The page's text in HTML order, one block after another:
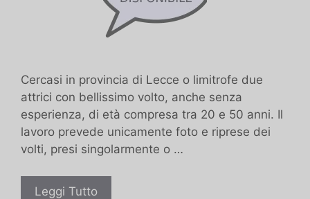
Cercasi in provincia di Lecce o limitrofe due
attrici con bellissimo volto, anche senza
esperienza, di età compresa tra 20 e 50 anni. Il
lavoro prevede unicamente foto e riprese dei
volti, presi singolarmente o …
Leggi TuttoCercasi